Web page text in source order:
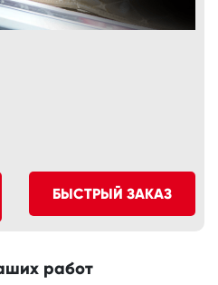
БЫСТРЫЙ ЗАКАЗ
работ